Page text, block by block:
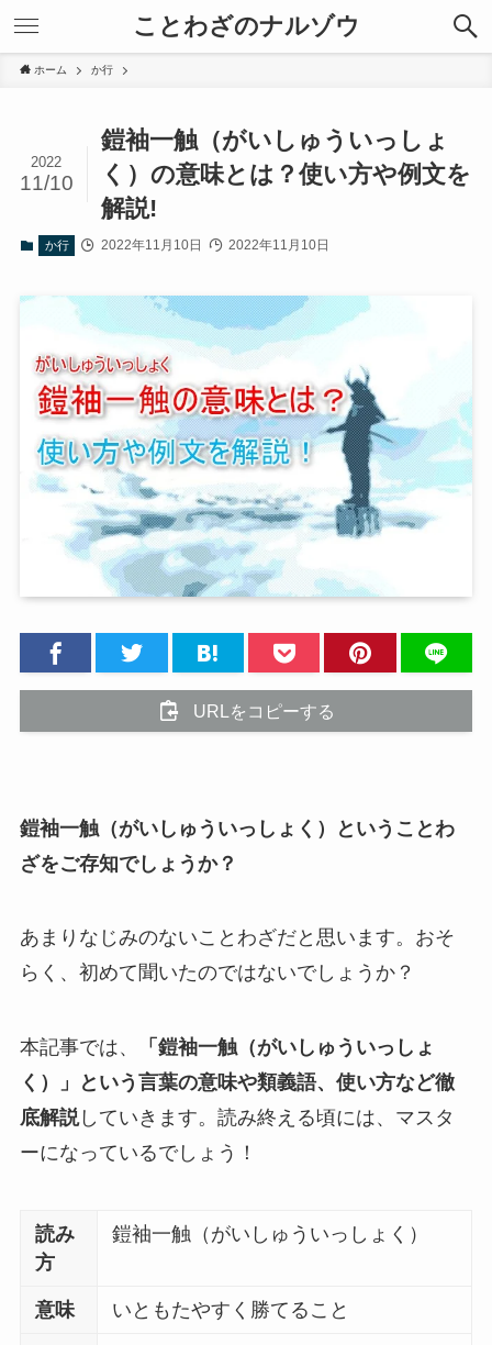
ことわざのナルゾウ
ホーム か行
鎧袖一触（がいしゅういっしょ
く）の意味とは？使い方や例文を
解説!
2022
11/10
か行 2022年11月10日 2022年11月10日
URLをコピーする
鎧袖一触（がいしゅういっしょく）ということわ
ざをご存知でしょうか？
あまりなじみのないことわざだと思います。おそ
らく、初めて聞いたのではないでしょうか？
本記事では、
「鎧袖一触（がいしゅういっしょ
く）」という言葉の意味や類義語、使い方など徹
底解説していきます。読み終える頃には、マスタ
ーになっているでしょう！
読み
方
鎧袖一触（がいしゅういっしょく）
意味 いともたやすく勝てること